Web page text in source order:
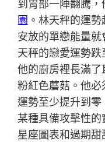
到胃部一陣翻騰
園 。林天秤的運
安放的單戀能量
天秤的戀愛運勢
他的廚房裡長滿
粉紅色蘑菇。他
運勢至少提升到
某種具備攻擊性
星座圖表和過期